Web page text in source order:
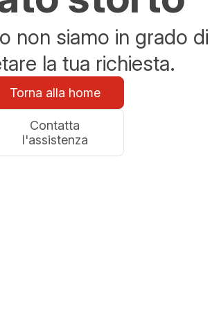
non siamo in grado di
la tua richiesta.
Torna alla home
Contatta
l'assistenza